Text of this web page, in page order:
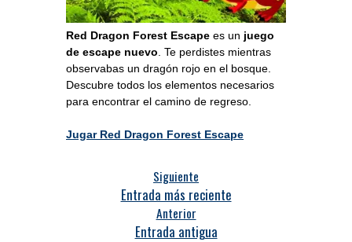
Red Dragon Forest Escape es un juego
de escape nuevo . Te perdistes mientras
observabas un dragón rojo en el bosque.
Descubre todos los elementos necesarios
para encontrar el camino de regreso.
Jugar Red Dragon Forest Escape
Siguiente
Entrada más reciente
Anterior
Entrada antigua